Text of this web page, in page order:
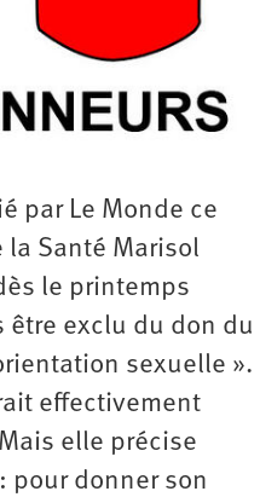
par Le Monde ce
Santé Marisol
le printemps
être exclu du don du
sexuelle ».
effectivement
elle précise
pour donner son